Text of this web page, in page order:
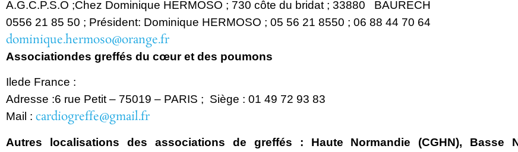
A.G.C.P.S.O ;Chez Dominique HERMOSO ; 730 côte du bridat ; 33880 BAURECH
0556 21 85 50 ; Président: Dominique HERMOSO ; 05 56 21 8550 ; 06 88 44 70 64
dominique.hermoso@orange.fr
Associationdes greffés du cœur et des poumons
Ilede France :
Adresse :6 rue Petit – 75019 – PARIS ; Siège : 01 49 72 93 83
Mail : cardiogreffe@gmail.fr
Autres localisations des associations de greffés : Haute Normandie (CGHN), Basse